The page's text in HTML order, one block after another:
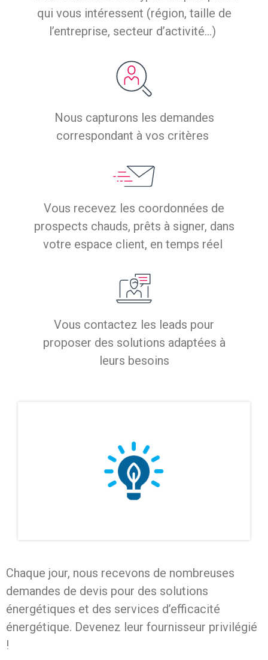
qui vous intéressent (région, taille de
l’entreprise, secteur d’activité…)
Nous capturons les demandes
correspondant à vos critères
Vous recevez les coordonnées de
prospects chauds, prêts à signer, dans
votre espace client, en temps réel
Vous contactez les leads pour
proposer des solutions adaptées à
leurs besoins
Chaque jour, nous recevons de nombreuses
demandes de devis pour des solutions
énergétiques et des services d’efficacité
énergétique. Devenez leur fournisseur privilégié
!